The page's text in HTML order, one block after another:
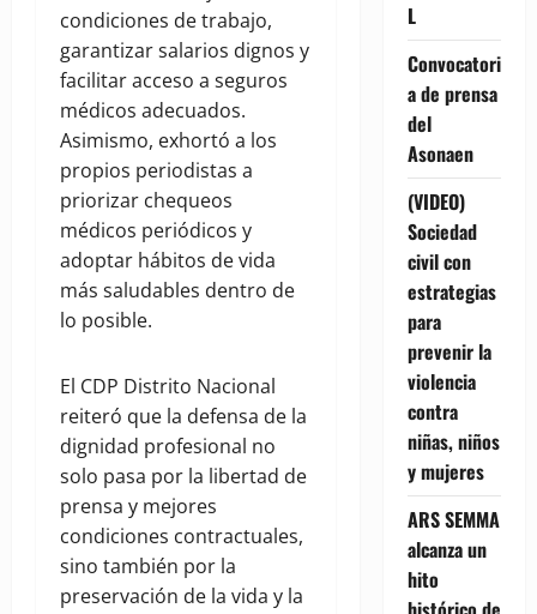
condiciones de trabajo,
garantizar salarios dignos y
facilitar acceso a seguros
médicos adecuados.
Asimismo, exhortó a los
propios periodistas a
priorizar chequeos
médicos periódicos y
adoptar hábitos de vida
más saludables dentro de
lo posible.
El CDP Distrito Nacional
reiteró que la defensa de la
dignidad profesional no
solo pasa por la libertad de
prensa y mejores
condiciones contractuales,
sino también por la
preservación de la vida y la
L
Convocatori
a de prensa
del
Asonaen
(VIDEO)
Sociedad
civil con
estrategias
para
prevenir la
violencia
contra
niñas, niños
y mujeres
ARS SEMMA
alcanza un
hito